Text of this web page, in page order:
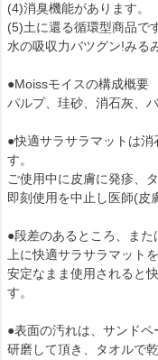
(4)消臭機能があります。
(5)土に還る循環型商品で
水の吸収力バツグン!みる
●Moissモイスの構成概要
パルプ、珪砂、消石灰、
●快適サラサラマットは
す。
ご使用中に皮膚に発疹、
即刻使用を中止し医師(皮
●段差のあるところ、ま
上に快適サラサラマット
安定なまま使用されると
す。
●表面の汚れは、サンド
研磨して頂き、タオルで